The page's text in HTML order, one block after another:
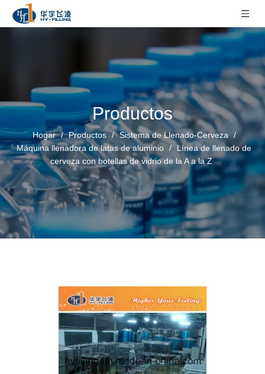
Productos
Hogar / Productos / Sistema de Llenado-Cerveza /
Máquina llenadora de latas de aluminio / Línea de llenado de
cerveza con botellas de vidrio de la A a la Z